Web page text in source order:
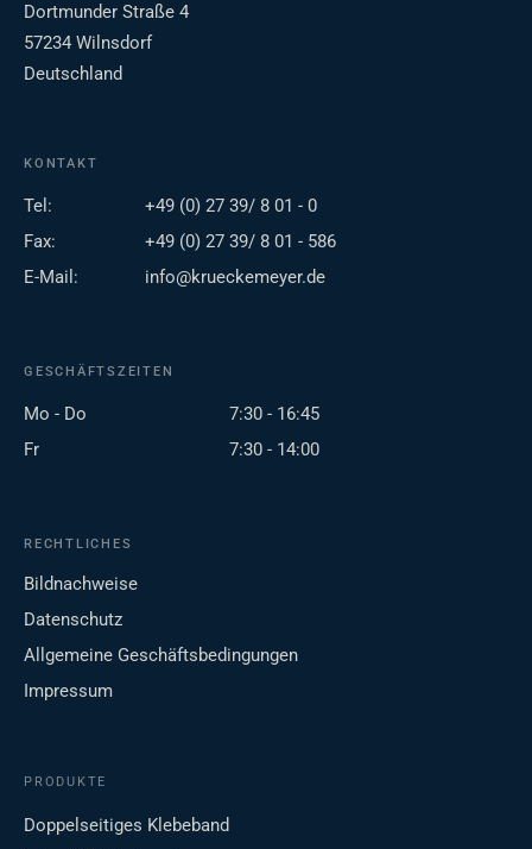
Dortmunder Straße 4
57234 Wilnsdorf
Deutschland
KONTAKT
Tel:
+49 (0) 27 39/ 8 01 - 0
Fax:
+49 (0) 27 39/ 8 01 - 586
E-Mail:
info@krueckemeyer.de
GESCHÄFTSZEITEN
Mo - Do
7:30 - 16:45
Fr
7:30 - 14:00
RECHTLICHES
Bildnachweise
Datenschutz
Allgemeine Geschäftsbedingungen
Impressum
PRODUKTE
Doppelseitiges Klebeband